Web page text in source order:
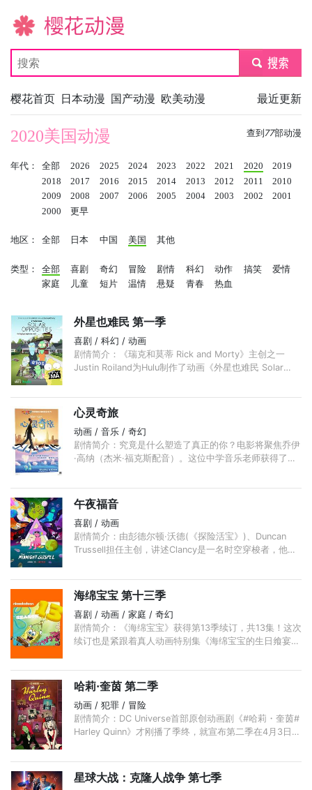
樱花动漫
submit
樱花首页 日本动漫 国产动漫 欧美动漫 最近更新
查到 77部动漫
2020美国动漫
年代： 全部 2026 2025 2024 2023 2022 2021 2020
2019
2018
2017 2016 2015 2014 2013 2012 2011
2010
2009
2008 2007 2006 2005 2004 2003 2002
2001
2000
更早
地区： 全部 日本 中国 美国 其他
类型： 全部 喜剧 奇幻 冒险 剧情 科幻 动作 搞笑
爱情
家庭
儿童 短片 温情 悬疑 青春 热血
外星也难民 第一季
喜剧 / 科幻 / 动画
剧情简介：《瑞克和莫蒂 Rick and Morty》主创之一
Justin Roiland为Hulu制作了动画《外星也难民 Solar
心灵奇旅
动画 / 音乐 / 奇幻
剧情简介：究竟是什么塑造了真正的你？电影将聚焦乔伊
·高纳（杰米·福克斯配音）。这位中学音乐老师获得了梦
午夜福音
喜剧 / 动画
剧情简介：由彭德尔顿·沃德(《探险活宝》)、Duncan
Trussell担任主创，讲述Clancy是一名时空穿梭者，他用
海绵宝宝 第十三季
喜剧 / 动画 / 家庭 / 奇幻
剧情简介：《海绵宝宝》获得第13季续订，共13集！这次
续订也是紧跟着真人动画特别集《海绵宝宝的生日飨宴》
哈莉·奎茵 第二季
动画 / 犯罪 / 冒险
剧情简介：DC Universe首部原创动画剧《#哈莉・奎茵#
Harley Quinn》才刚播了季终，就宣布第二季在4月3日上
星球大战：克隆人战争 第七季